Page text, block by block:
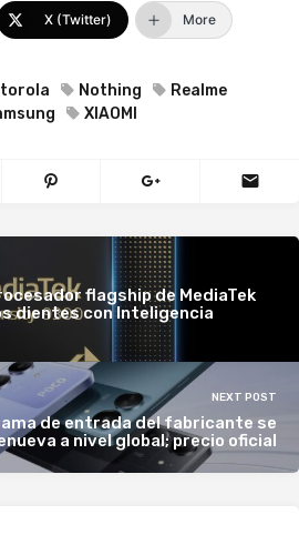
X (Twitter) More
Nothing
Realme
XIAOMI
flagship de MediaTek
dientes con Inteligencia
NEXT POST
de entrada del fabricante se
a nivel global; precio oficial